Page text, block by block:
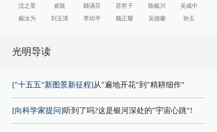
沈之荃 崔崑 顾诵芬 苏哲子 陈毓川
吴咸中
戴汝为
刘玉清 李幼平 魏正耀 吴德馨 孙玉
光明导读
["十五五"新图景新征程]从"遍地开花"到"精耕细作"
[向科学家提问]听到了吗?这是银河深处的"宇宙心跳"!